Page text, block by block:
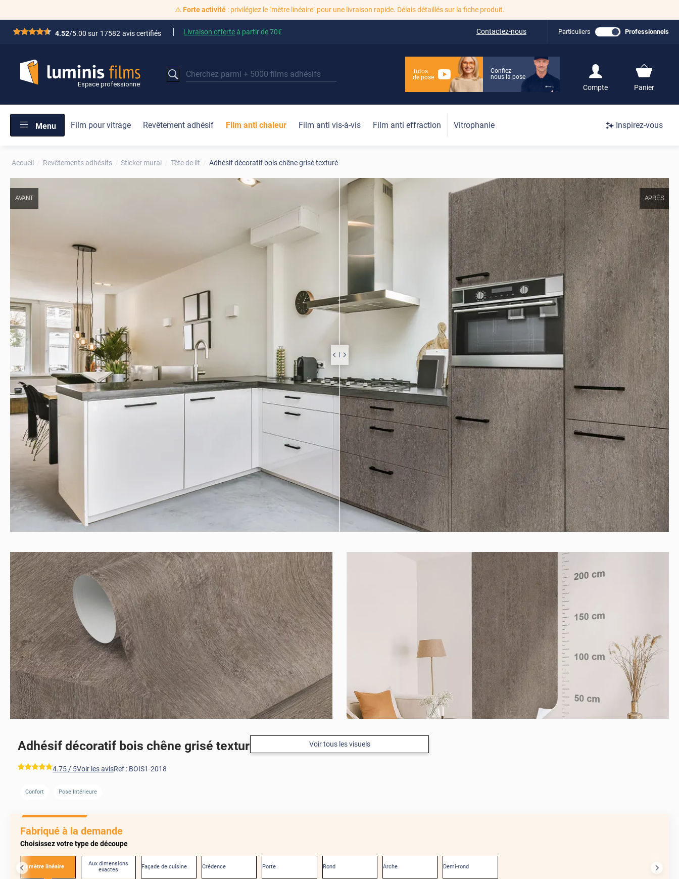
⚠️ Forte activité: privilégiez le "mètre linéaire" pour une livraison rapide. Délais détaillés sur la fiche produit.
*****4.52/5.00 sur 17582 avis certifiés Livraison offerteà partir de70€ Contactez-nous Particuliers Professionnels
Tutos
de pose
Confiez-
nous la pose
Compte
S'inscrire / Se
Panier
Menu Film pour vitrage Revêtement adhésif Film anti chaleur Film anti vis-à-vis Film anti effraction Vitrophanie Inspirez-vous
Accueil Revêtements adhésifs Sticker mural Tête de lit Adhésif décoratif bois chêne grisé texturé
AVANT APRÈS
Voir tous les visuels
Adhésif décoratif bois chêne grisé texturé
*****
4.75 / 5Voir les avisRef : BOIS1-2018
Confort Pose Intérieure
Fabriqué à la demande
Choisissez votre type de découpe
Au mètre linéaire
Aux dimensions
exactes
Façade de cuisine Crédence Porte Rond Arche Demi-rond